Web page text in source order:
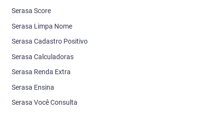
Serasa Score
Serasa Limpa Nome
Serasa Cadastro Positivo
Serasa Calculadoras
Serasa Renda Extra
Serasa Ensina
Serasa Você Consulta